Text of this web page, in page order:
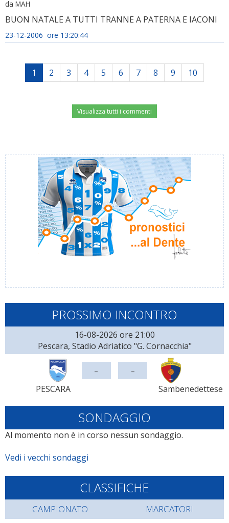
da MAH
BUON NATALE A TUTTI TRANNE A PATERNA E IACONI
23-12-2006 ore 13:20:44
1 2 3 4 5 6 7 8 9 10
Visualizza tutti i commenti
PROSSIMO INCONTRO
16-08-2026 ore 21:00
Pescara, Stadio Adriatico "G. Cornacchia"
PESCARA
- -
Sambenedettese
SONDAGGIO
Al momento non è in corso nessun sondaggio.
Vedi i vecchi sondaggi
CLASSIFICHE
CAMPIONATO MARCATORI